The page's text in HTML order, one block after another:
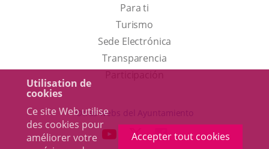
Utilisation de
cookies
Ce site Web utilise
des cookies pour
améliorer votre
Accepter tout cookies
Para ti
TurismoEste
enlace
se
abrirá
ventana
nueva.
Sede Electrónica
una
Transparencia
Otras webs del Ayuntamiento
ENLACEENLACEENLACE